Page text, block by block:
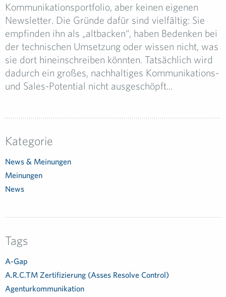
Kommunikationsportfolio, aber keinen eigenen
Newsletter. Die Gründe dafür sind vielfältig: Sie
empfinden ihn als „altbacken“, haben Bedenken bei
der technischen Umsetzung oder wissen nicht, was
sie dort hineinschreiben könnten. Tatsächlich wird
dadurch ein großes, nachhaltiges Kommunikations-
und Sales-Potential nicht ausgeschöpft...
Kategorie
News & Meinungen
Meinungen
News
Tags
A-Gap
A.R.C.TM Zertifizierung (Asses Resolve Control)
Agenturkommunikation